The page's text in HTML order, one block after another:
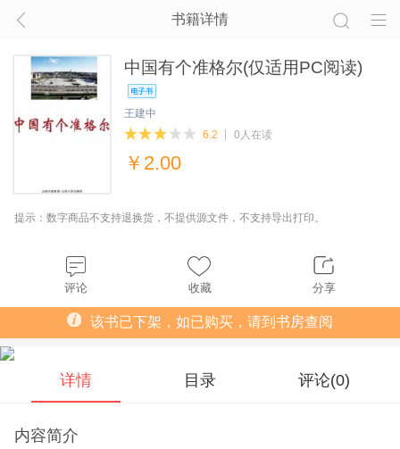
书籍详情
中国有个准格尔(仅适用PC阅读)
王建中
6.2
0人在读
￥ 2.00
提示：数字商品不支持退换货，不提供源文件，不支持导出打印。
评论 收藏 分享
该书已下架，如已购买，请到书房查阅
详情 目录 评论(0)
内容简介